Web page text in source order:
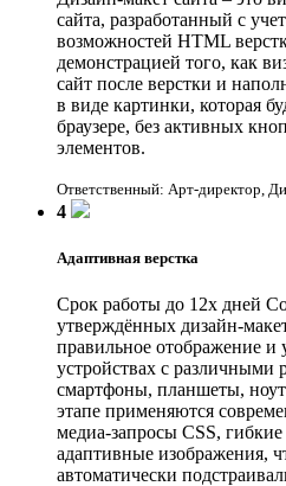
сайта, разработанный с
возможностей HTML
демонстрацией того, как
сайт после верстки и
в виде картинки, которая
браузере, без активных
элементов.
Ответственный: Арт-директор,
4
Адаптивная верстка
Срок работы до 12х дней
утверждённых дизайн-
правильное отображение и
устройствах с различными
смартфоны, планшеты,
этапе применяются
медиа-запросы CSS,
адаптивные изображения,
автоматически